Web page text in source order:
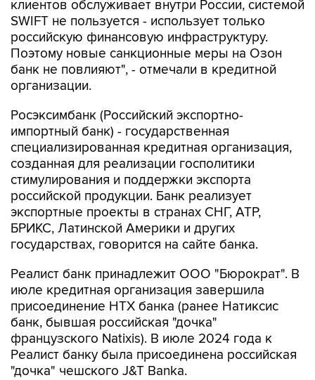
клиентов обслуживает внутри России, системой
SWIFT не пользуется - использует только
российскую финансовую инфраструктуру.
Поэтому новые санкционные меры на Озон
банк не повлияют", - отмечали в кредитной
организации.
Росэксимбанк (Российский экспортно-
импортный банк) - государственная
специализированная кредитная организация,
созданная для реализации госполитики
стимулирования и поддержки экспорта
российской продукции. Банк реализует
экспортные проекты в странах СНГ, АТР,
БРИКС, Латинской Америки и других
государствах, говорится на сайте банка.
Реалист банк принадлежит ООО "Бюрократ". В
июле кредитная организация завершила
присоединение НТХ банка (ранее Натиксис
банк, бывшая российская "дочка"
французского Natixis). В июле 2024 года к
Реалист банку была присоединена российская
"дочка" чешского J&T Banka.